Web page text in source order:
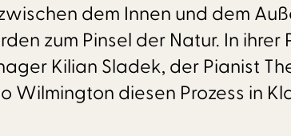
dem Innen und dem
zum Pinsel der Natur. In ihrer
Kilian Sladek, der Pianist
Wilmington diesen Prozess in